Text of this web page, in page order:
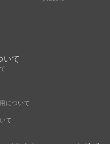
いて
について
て